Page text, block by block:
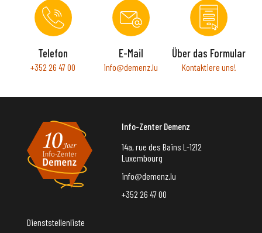
Telefon
+352 26 47 00
E-Mail
info@demenz.lu
Über das Formular
Kontaktiere uns!
Info-Zenter Demenz
14a, rue des Bains L-1212
Luxembourg
info@demenz.lu
+352 26 47 00
Dienststellenliste